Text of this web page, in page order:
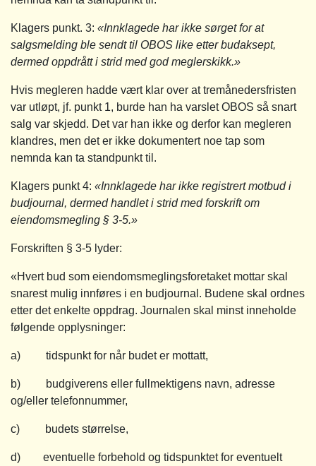
Klagers punkt. 3: «Innklagede har ikke sørget for at
salgsmelding ble sendt til OBOS like etter budaksept,
dermed oppdrått i strid med god meglerskikk.»
Hvis megleren hadde vært klar over at tremånedersfristen
var utløpt, jf. punkt 1, burde han ha varslet OBOS så snart
salg var skjedd. Det var han ikke og derfor kan megleren
klandres, men det er ikke dokumentert noe tap som
nemnda kan ta standpunkt til.
Klagers punkt 4: «Innklagede har ikke registrert motbud i
budjournal, dermed handlet i strid med forskrift om
eiendomsmegling § 3‑5.»
Forskriften § 3-5 lyder:
«Hvert bud som eiendomsmeglingsforetaket mottar skal
snarest mulig innføres i en budjournal. Budene skal ordnes
etter det enkelte oppdrag. Journalen skal minst inneholde
følgende opplysninger:
a) tidspunkt for når budet er mottatt,
b) budgiverens eller fullmektigens navn, adresse
og/eller telefonnummer,
c) budets størrelse,
d) eventuelle forbehold og tidspunktet for eventuelt